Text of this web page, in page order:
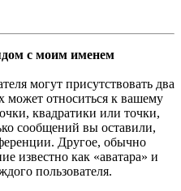
с моим именем
могут присутствовать два
может относиться к вашему
квадратики или точки,
сообщений вы оставили,
Другое, обычно
известно как «аватара» и
пользователя.